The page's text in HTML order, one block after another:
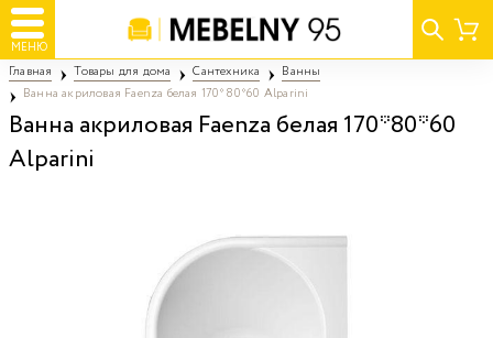
МЕНЮ
Главная Товары для дома Сантехника
Ванны
Ванна акриловая Faenza белая 170*80*60 Alparini
Ванна акриловая Faenza белая 170*80*60
Alparini